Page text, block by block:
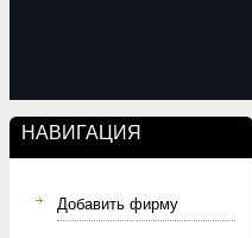
НАВИГАЦИЯ
Добавить фирму